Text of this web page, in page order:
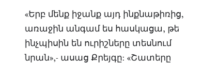
«Երբ մենք իջանք այդ ինքնաթիռից,
առաջին անգամ ես հասկացա, թե
ինչպիսին են ուրիշները տեսնում
նրան»,- ասաց Քրեյգը: «Շատերը